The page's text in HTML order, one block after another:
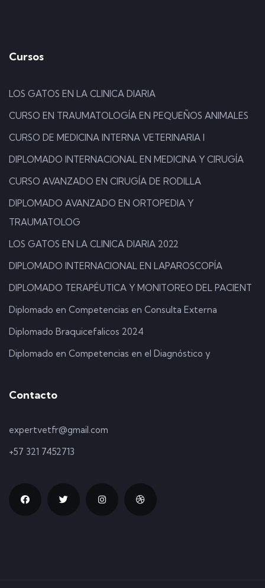
Cursos
LOS GATOS EN LA CLINICA DIARIA
CURSO EN TRAUMATOLOGÍA EN PEQUEÑOS ANIMALES
CURSO DE MEDICINA INTERNA VETERINARIA I
DIPLOMADO INTERNACIONAL EN MEDICINA Y CIRUGÍA
CURSO AVANZADO EN CIRUGÍA DE RODILLA
DIPLOMADO AVANZADO EN ORTOPEDIA Y
TRAUMATOLOG
LOS GATOS EN LA CLINICA DIARIA 2022
DIPLOMADO INTERNACIONAL EN LAPAROSCOPÍA
DIPLOMADO TERAPÉUTICA Y MONITOREO DEL PACIENT
Diplomado en Competencias en Consulta Externa
Diplomado Braquicefalicos 2024
Diplomado en Competencias en el Diagnóstico y
Contacto
expertvetfr@gmail.com
+57 321 7452713